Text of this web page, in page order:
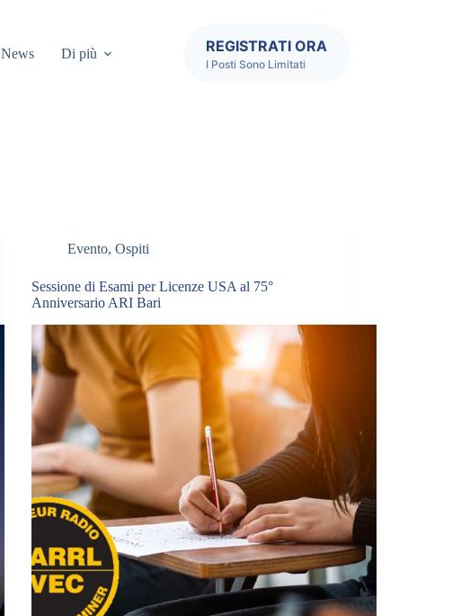
News Di più REGISTRATI ORA
I Posti Sono Limitati
Evento,Ospiti
Sessione di Esami per Licenze USA al 75°
Anniversario ARI Bari